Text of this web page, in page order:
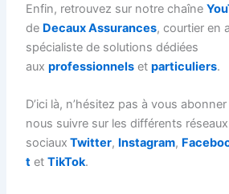
Enfin, retrouvez sur notre chaîne
de Decaux Assurances, courtier en
spécialiste de solutions dédiées
auxprofessionnels etparticuliers.
D’ici là, n’hésitez pas à vous abonner
nous suivre sur les différents réseaux
sociaux Twitter, Instagram,
t etTikTok.